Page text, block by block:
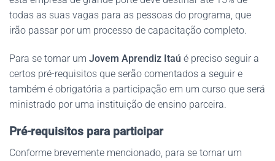
todas as suas vagas para as pessoas do programa, que
irão passar por um processo de capacitação completo.
Para se tornar um Jovem Aprendiz Itaú é preciso seguir a
certos pré-requisitos que serão comentados a seguir e
também é obrigatória a participação em um curso que será
ministrado por uma instituição de ensino parceira.
Pré-requisitos para participar
Conforme brevemente mencionado, para se tornar um